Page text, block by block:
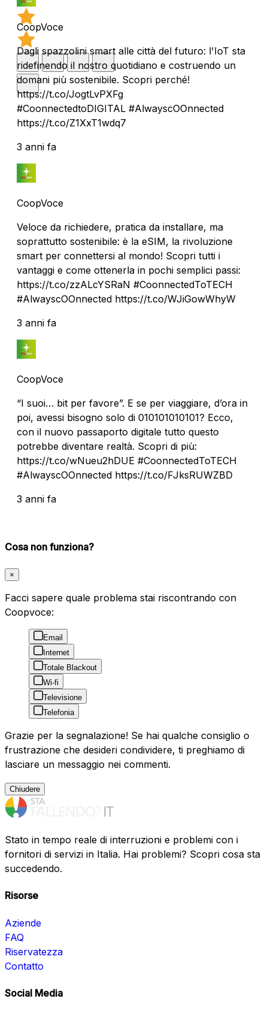
CoopVoce
Dagli spazzolini smart alle città del futuro: l'IoT sta
ridefinendo il nostro quotidiano e costruendo un
domani più sostenibile. Scopri perché!
https://t.co/JogtLvPXFg
#CoonnectedtoDIGITAL #AlwayscOOnnected
https://t.co/Z1XxT1wdq7
3 anni fa
CoopVoce
Veloce da richiedere, pratica da installare, ma
soprattutto sostenibile: è la eSIM, la rivoluzione
smart per connettersi al mondo! Scopri tutti i
vantaggi e come ottenerla in pochi semplici passi:
https://t.co/zzALcYSRaN #CoonnectedToTECH
#AlwayscOOnnected https://t.co/WJiGowWhyW
3 anni fa
CoopVoce
“I suoi… bit per favore”. E se per viaggiare, d’ora in
poi, avessi bisogno solo di 010101010101? Ecco,
con il nuovo passaporto digitale tutto questo
potrebbe diventare realtà. Scopri di più:
https://t.co/wNueu2hDUE #CoonnectedToTECH
#AlwayscOOnnected https://t.co/FJksRUWZBD
3 anni fa
Cosa non funziona?
×
Facci sapere quale problema stai riscontrando con
Coopvoce:
Email
Internet
Totale Blackout
Wi-fi
Televisione
Telefonia
Grazie per la segnalazione! Se hai qualche consiglio o
frustrazione che desideri condividere, ti preghiamo di
lasciare un messaggio nei commenti.
Chiudere
Stato in tempo reale di interruzioni e problemi con i
fornitori di servizi in Italia. Hai problemi? Scopri cosa sta
succedendo.
Risorse
Aziende
FAQ
Riservatezza
Contatto
Social Media